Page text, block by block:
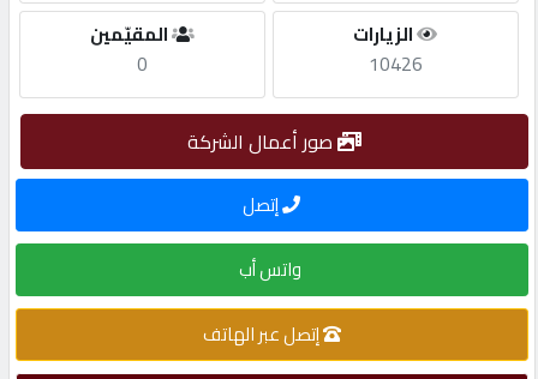
مطلوب
طلب
الأقسام
شركات
المقيّمين
0
الزيارات
10426
صور أعمال الشركة
إتصل
واتس أب
إتصل عبر الهاتف